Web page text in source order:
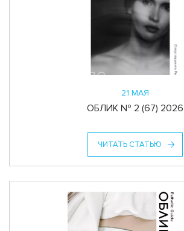
21 МАЯ
ОБЛИК № 2 (67) 2026
ЧИТАТЬ СТАТЬЮ